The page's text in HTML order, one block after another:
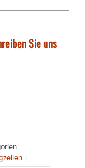
Sie uns
|